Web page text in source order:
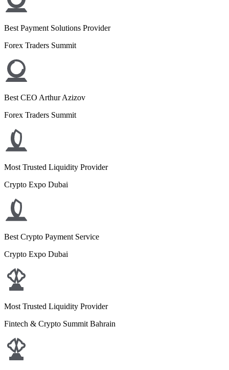
Best Payment Solutions Provider
Forex Traders Summit
Best CEO Arthur Azizov
Forex Traders Summit
Most Trusted Liquidity Provider
Crypto Expo Dubai
Best Crypto Payment Service
Crypto Expo Dubai
Most Trusted Liquidity Provider
Fintech & Crypto Summit Bahrain